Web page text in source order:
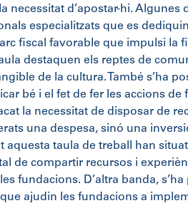
d’apostar-hi. Algunes
especialitzats que es
fiscal favorable que impulsi la
destaquen els reptes de
de la cultura. També s’ha
bé i el fet de fer les accions de
la necessitat de disposar de
una despesa, sinó una
aquesta taula de treball han
de compartir recursos i
fundacions. D’altra banda,
ajudin les fundacions a